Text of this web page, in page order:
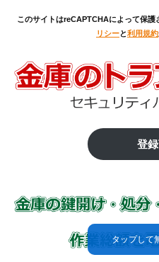
このサイトはreCAPTCHAによって保
リシーと利用規約
タップして
登
タップして